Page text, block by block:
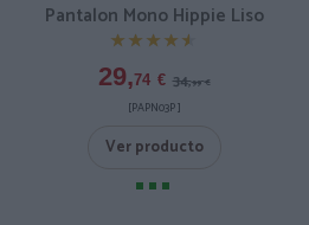
Pantalon Mono Hippie Liso
★★★★★
★★★★★
29,74 € 34,99 €
[PAPN03P ]
Ver producto